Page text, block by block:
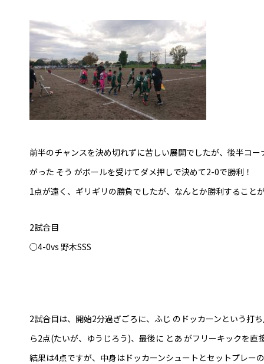
フェミニーノ（女子）
スポーツ教室
パートナー
パートナー
パートナー募集
ブログ
前半のチャンスを決め切れずに苦しい展開でしたが、後半コ
がった そう がボールを受けてダメ押しで決めて2-0で勝利！
1点が遠く、ギリギリの勝負でしたが、なんとか勝利すること
2試合目
○4-0vs 野木SSS
2試合目は、開始2分過ぎごろに、ふじ のドッカーンという打
ら2点(たいが、ゆうじろう)、最後に とあ がフリーキックを直
結果は4点ですが、中身はドッカーンシュートとセットプレ